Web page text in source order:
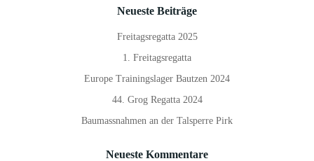
Neueste Beiträge
Freitagsregatta 2025
1. Freitagsregatta
Europe Trainingslager Bautzen 2024
44. Grog Regatta 2024
Baumassnahmen an der Talsperre Pirk
Neueste Kommentare